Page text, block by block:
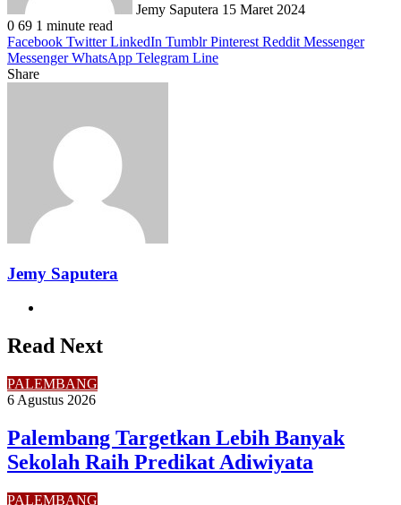
Jemy Saputera 15 Maret 2024
0 69 1 minute read
Facebook Twitter LinkedIn Tumblr Pinterest Reddit Messenger
Messenger WhatsApp Telegram Line
Share
Jemy Saputera
Read Next
PALEMBANG
6 Agustus 2026
Palembang Targetkan Lebih Banyak
Sekolah Raih Predikat Adiwiyata
PALEMBANG